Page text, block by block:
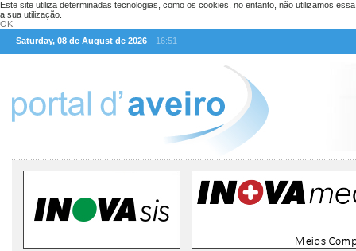
Este site utiliza determinadas tecnologias, como os cookies, no entanto, não utilizamos
a sua utilização.
OK
Saturday, 08 de August de 2026
16:51